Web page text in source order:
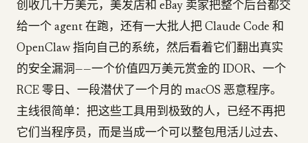
创收几十万美元，美发店和 eBay 卖家把整个后台都交
给一个 agent 在跑，还有一大批人把 Claude Code 和
OpenClaw 指向自己的系统，然后看着它们翻出真实
的安全漏洞——一个价值四万美元赏金的 IDOR、一个
RCE 零日、一段潜伏了一个月的 macOS 恶意程序。
主线很简单：把这些工具用到极致的人，已经不再把
它们当程序员，而是当成一个可以整包甩活儿过去、